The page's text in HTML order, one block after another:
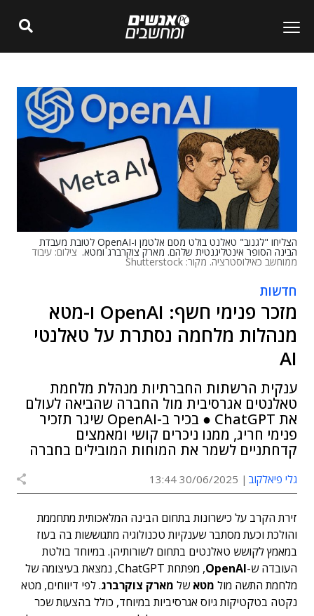
הצליחו "לגנוב" טאלנט בולט מסם אלטמן ו-OpenAI לטובת מעבדת
הבינה הסופר אינטליגנטית שלהם. מארק צוקרברג ומטא. צילום: עיבוד
ממוחשב כאילוסטרציה. מקור: Shutterstock
חדשות
מזכר פנימי חשף: OpenAI ו-מטא
מנהלות מלחמה נסתרת על טאלנטי
AI
ענקית הרשתות החברתיות מנהלת מלחמת
טאלנטים אגרסיבית מול החברה שהביאה לעולם
את ChatGPT ● בכיר ב-OpenAI שיגר תזכיר
פנימי חריג, ממנו ניכרים קושי ומאמצים
קדחתניים לשמר את המוחות המובילים בחברה
גלי פיאלקוב 30/06/2025 13:44
זירת הקרב על כישרונות בתחום הבינה המלאכותית מתחממת
והולכת וכעת מסתבר שענקיות טכנולוגיה מתגוששות בה בעוז
במאמץ לקושש טאלנטים בתחום לשורותיהן. במיוחד בולטת
העובדה ש-OpenAI
, מפתחת ChatGPT, נמצאת בעיצומה של
מלחמת התשה מול מטאשל מארק צוקרברג. לפי דיווחים, מטא
נקטה בטקטיקות גיוס אגרסיביות במיוחד, כולל בהצעות שכר